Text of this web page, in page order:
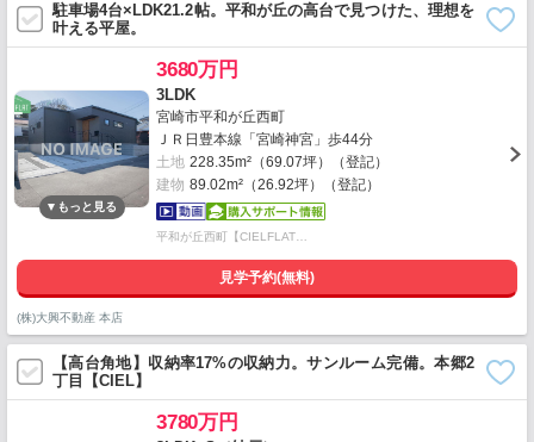
駐車場4台×LDK21.2帖。平和が丘の高台で見つけた、理想を
叶える平屋。
3680万円
3LDK
宮崎市平和が丘西町
ＪＲ日豊本線「宮崎神宮」歩44分
土地 228.35m²（69.07坪）（登記）
建物 89.02m²（26.92坪）（登記）
平和が丘西町【CIELFLAT…
見学予約(無料)
(株)大興不動産 本店
【高台角地】収納率17%の収納力。サンルーム完備。本郷2
丁目【CIEL】
3780万円